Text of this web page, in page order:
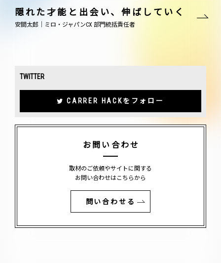
隠れた才能と出会い、伸ばしていく
安間太郎｜ミロ・ジャパンCX 部門統括責任者
TWITTER
CARRER HACKをフォロー
お問い合わせ
取材のご依頼やサイトに関する
お問い合わせはこちらから
問い合わせる